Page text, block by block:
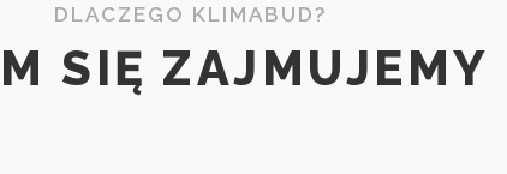
DLACZEGO KLIMABUD?
SIĘ ZAJMUJEMY